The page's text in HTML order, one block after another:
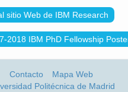
sitio Web de IBM Research
2018 IBM PhD Fellowship
Contacto
Mapa Web
Politécnica de Madrid